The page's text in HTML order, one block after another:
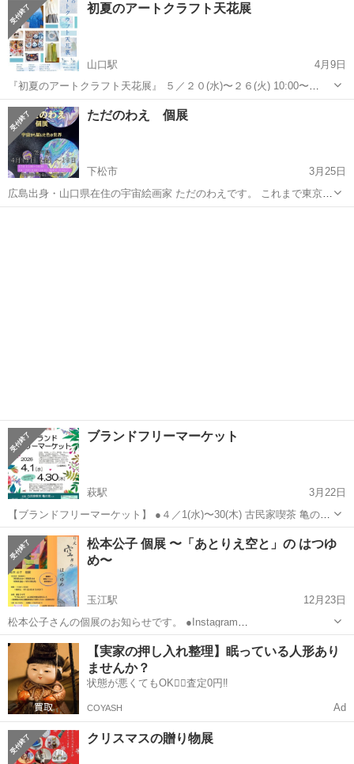
初夏のアートクラフト天花展
山口駅
4月9日
『初夏のアートクラフト天花展』 ５／２０(水)〜２６(火) 10:00〜
18:30（最終日16:00まで） 会場：山口井筒屋 １階特設会場 (山口市中
市町３番３号 TEL083-902-1111) https://www....
山口 山口市 山口駅 展示会
ただのわえ 個展
下松市
3月25日
広島出身・山口県在住の宇宙絵画家 ただのわえです。 これまで東京・
大阪をはじめ、広島・山口・鳥取・熊本・北海道・沖縄など全国を巡
ブランドフリーマーケット
萩駅
3月22日
【ブランドフリーマーケット】 ●４／1(水)〜30(木) 古民家喫茶 亀の家
(萩市大字椿2150)
山口 萩市 萩駅 展示会 古民家
松本公子 個展 〜「あとりえ空と」の はつゆ
め〜
玉江駅
12月23日
松本公子さんの個展のお知らせです。 ●Instagram
https://www.instagram.com/smilemap_yamaguchi ●Facebook
https://www.facebook.com/pr...
山口 萩市 玉江駅 展示会 個展
【実家の押し入れ整理】眠っている人形あり
ませんか？
状態が悪くてもOK🙆‍♀️査定0円‼️
COYASH Ad
クリスマスの贈り物展